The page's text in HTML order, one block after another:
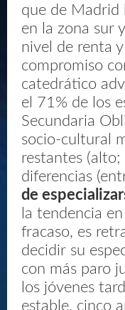
que de Madrid
en la zona sur
nivel de renta
compromiso
catedrático
el 71% de los
Secundaria
socio-cultural
restantes
diferencias
de
la tendencia
fracaso, es
decidir su
con más paro
los jóvenes
estable, cinco